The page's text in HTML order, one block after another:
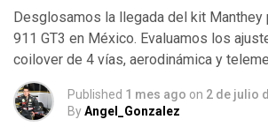
Desglosamos la llegada del kit Manthey
911 GT3 en México. Evaluamos los
coilover de 4 vías, aerodinámica y
Published 1 mes ago on 2 de julio
ByAngel_Gonzalez